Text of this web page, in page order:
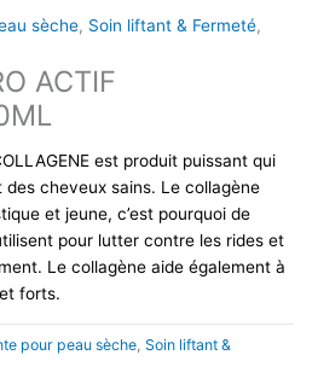
sèche, Soin liftant & Fermeté,
ACTIF
est produit puissant qui
cheveux sains. Le collagène
et jeune, c’est pourquoi de
pour lutter contre les rides et
Le collagène aide également à
forts.
pour peau sèche Soin liftant &